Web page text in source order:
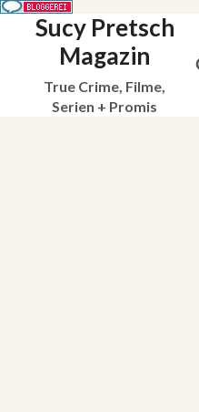
Sucy Pretsch
Magazin
True Crime, Filme,
Serien + Promis